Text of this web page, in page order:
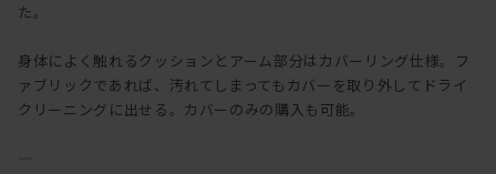
た。
身体によく触れるクッションとアーム部分はカバーリング仕様。フ
ァブリックであれば、汚れてしまってもカバーを取り外してドライ
クリーニングに出せる。カバーのみの購入も可能。